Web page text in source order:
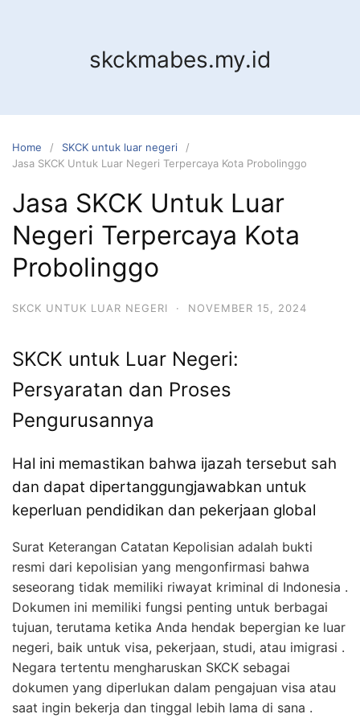
skckmabes.my.id
Home
SKCK untuk luar negeri
Jasa SKCK Untuk Luar Negeri Terpercaya Kota Probolinggo
Jasa SKCK Untuk Luar
Negeri Terpercaya Kota
Probolinggo
SKCK UNTUK LUAR NEGERI · NOVEMBER 15, 2024
SKCK untuk Luar Negeri:
Persyaratan dan Proses
Pengurusannya
Hal ini memastikan bahwa ijazah tersebut sah
dan dapat dipertanggungjawabkan untuk
keperluan pendidikan dan pekerjaan global
Surat Keterangan Catatan Kepolisian adalah bukti
resmi dari kepolisian yang mengonfirmasi bahwa
seseorang tidak memiliki riwayat kriminal di Indonesia .
Dokumen ini memiliki fungsi penting untuk berbagai
tujuan, terutama ketika Anda hendak bepergian ke luar
negeri, baik untuk visa, pekerjaan, studi, atau imigrasi .
Negara tertentu mengharuskan SKCK sebagai
dokumen yang diperlukan dalam pengajuan visa atau
saat ingin bekerja dan tinggal lebih lama di sana .